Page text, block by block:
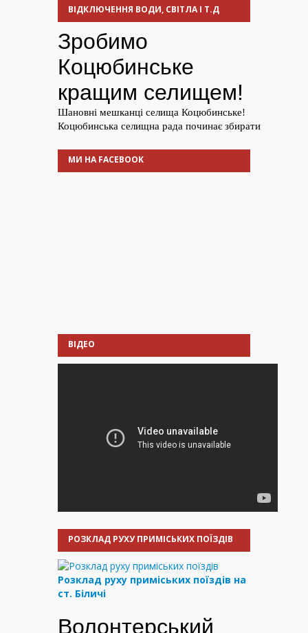
ВІДКЛЮЧЕННЯ ВОДИ, СВІТЛА І Т.Д
МИ НА FACEBOOK
ВІДЕО
РОЗКЛАД РУХУ ПРИМІСЬКИХ ПОЇЗДІВ
Розклад руху приміських поїздів на
ст. Біличі